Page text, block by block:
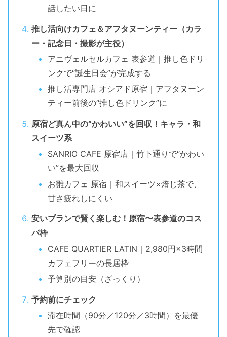
話したい日に
推し活向けカフェ＆アフタヌーンティー（カラ
ー・記念日・撮影が主役）
アニヴェルセルカフェ 表参道｜推し色ドリ
ンクで“誕生日会”が完成する
推し活専門店 オシアド原宿｜アフタヌーン
ティー前後の“推し色ドリンク”に
原宿ど真ん中の“かわいい”を回収！キャラ・和
スイーツ系
SANRIO CAFE 原宿店｜竹下通りで“かわい
い”を最大回収
お雛カフェ 原宿｜和スイーツ×焙じ茶で、
甘さ疲れしにくい
安いプランで賢く楽しむ！原宿〜表参道のコス
パ枠
CAFE QUARTIER LATIN｜2,980円×3時間
カフェフリーの長居枠
予算別の目安（ざっくり）
予約前にチェック
滞在時間（90分／120分／3時間）を最優
先で確認